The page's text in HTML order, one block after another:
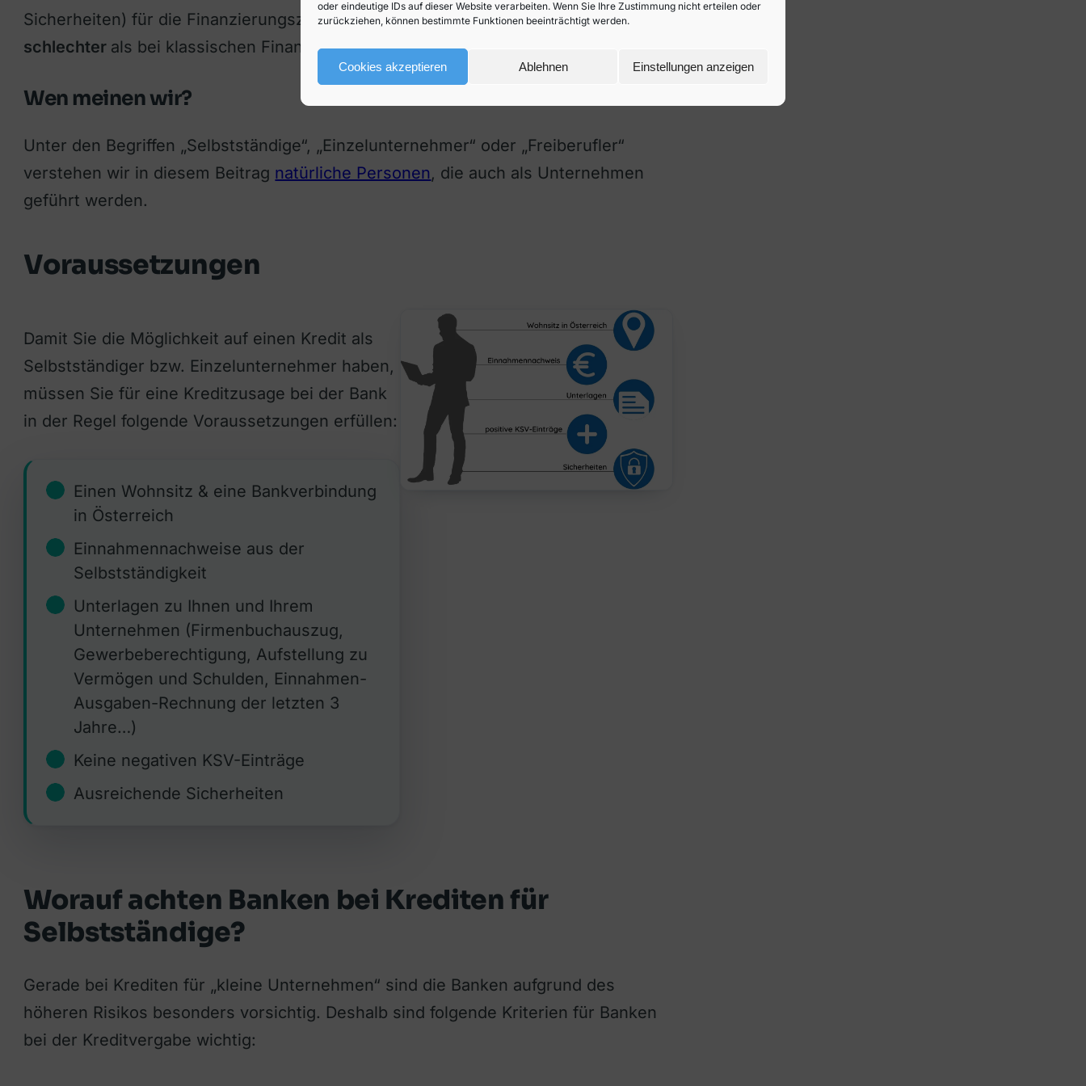
oder eindeutige IDs auf dieser Website verarbeiten. Wenn Sie Ihre Zustimmung nicht erteilen oder
zurückziehen, können bestimmte Funktionen beeinträchtigt werden.
Cookies akzeptieren Ablehnen Einstellungen anzeigen
Sicherheiten) für die Finanzierungszusage gestellt. DieKonditionen sind zudem oft
schlechter als bei klassischen Finanzierungen, die private Kreditnehmer kennen.
Wen meinen wir?
Unter den Begriffen „Selbstständige“, „Einzelunternehmer“ oder „Freiberufler“
verstehen wir in diesem Beitrag natürliche Personen, die auch als Unternehmen
geführt werden.
Voraussetzungen
Damit Sie die Möglichkeit auf einen Kredit als
Selbstständiger bzw. Einzelunternehmer haben,
müssen Sie für eine Kreditzusage bei der Bank
in der Regel folgende Voraussetzungen erfüllen:
Einen Wohnsitz & eine Bankverbindung
in Österreich
Einnahmennachweise aus der
Selbstständigkeit
Unterlagen zu Ihnen und Ihrem
Unternehmen (Firmenbuchauszug,
Gewerbeberechtigung, Aufstellung zu
Vermögen und Schulden, Einnahmen-
Ausgaben-Rechnung der letzten 3
Jahre…)
Keine negativen KSV-Einträge
Ausreichende Sicherheiten
Worauf achten Banken bei Krediten für
Selbstständige?
Gerade bei Krediten für „kleine Unternehmen“ sind die Banken aufgrund des
höheren Risikos besonders vorsichtig. Deshalb sind folgende Kriterien für Banken
bei der Kreditvergabe wichtig: